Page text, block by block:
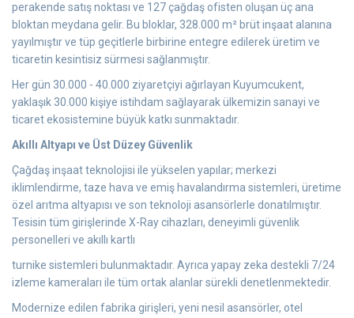
perakende satış noktası ve 127 çağdaş ofisten oluşan üç ana
bloktan meydana gelir. Bu bloklar, 328.000 m² brüt inşaat alanına
yayılmıştır ve tüp geçitlerle birbirine entegre edilerek üretim ve
ticaretin kesintisiz sürmesi sağlanmıştır.
Her gün 30.000 - 40.000 ziyaretçiyi ağırlayan Kuyumcukent,
yaklaşık 30.000 kişiye istihdam sağlayarak ülkemizin sanayi ve
ticaret ekosistemine büyük katkı sunmaktadır.
Akıllı Altyapı ve Üst Düzey Güvenlik
Çağdaş inşaat teknolojisi ile yükselen yapılar; merkezi
iklimlendirme, taze hava ve emiş havalandırma sistemleri, üretime
özel arıtma altyapısı ve son teknoloji asansörlerle donatılmıştır.
Tesisin tüm girişlerinde X-Ray cihazları, deneyimli güvenlik
personelleri ve akıllı kartlı
turnike sistemleri bulunmaktadır. Ayrıca yapay zeka destekli 7/24
izleme kameraları ile tüm ortak alanlar sürekli denetlenmektedir.
Modernize edilen fabrika girişleri, yeni nesil asansörler, otel